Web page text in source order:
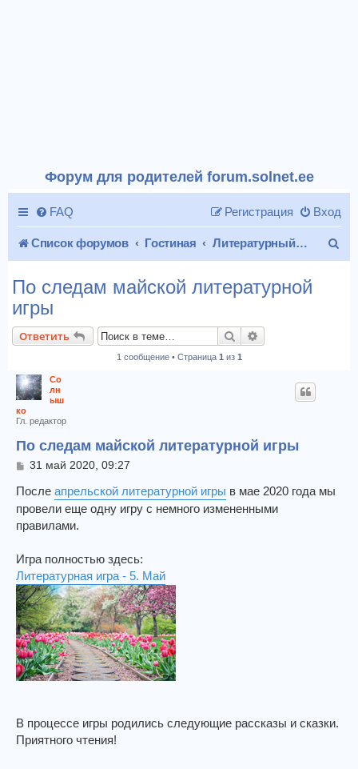
Форум для родителей forum.solnet.ee
FAQ Вход
Регистрация
Список форумов Гостиная Литературный уголок
По следам майской литературной
игры
Ответить Поиск
1 сообщение • Страница 1 из 1
Со
лн
ыш
ко
Гл. редактор
По следам майской литературной игры
С
о
щ
е
и
е
31 май 2020, 09:27
После апрельской литературной игры в мае 2020 года мы
провели еще одну игру с немного измененными
правилами.
Игра полностью здесь:
Литературная игра - 5. Май
В процессе игры родились следующие рассказы и сказки.
Приятного чтения!